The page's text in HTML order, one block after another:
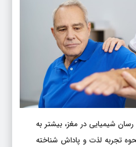
شیمیایی در مغز، بیشتر به
تجربه لذت و پاداش شناخته